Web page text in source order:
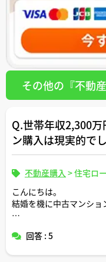
その他の『不動
Q.世帯年収2,300
ン購入は現実的で
不動産購入 >住宅ロ
こんにちは。
結婚を機に中古マンショ
いただきたいです。
回答 : 5